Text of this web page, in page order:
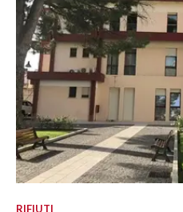
RIFIUTI